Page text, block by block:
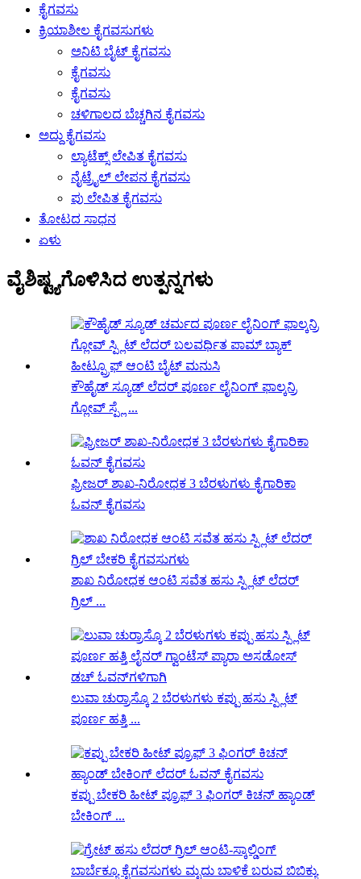
ಕೈಗವಸು
ಕ್ರಿಯಾಶೀಲ ಕೈಗವಸುಗಳು
ಅನಿಟಿ ಬೈಟ್ ಕೈಗವಸು
ಕೈಗವಸು
ಕೈಗವಸು
ಚಳಿಗಾಲದ ಬೆಚ್ಚಗಿನ ಕೈಗವಸು
ಅದ್ದು ಕೈಗವಸು
ಲ್ಯಾಟೆಕ್ಸ್ ಲೇಪಿತ ಕೈಗವಸು
ನೈಟ್ರೈಲ್ ಲೇಪನ ಕೈಗವಸು
ಪು ಲೇಪಿತ ಕೈಗವಸು
ತೋಟದ ಸಾಧನ
ಏಳು
ವೈಶಿಷ್ಟ್ಯಗೊಳಿಸಿದ ಉತ್ಪನ್ನಗಳು
ಕೌಹೈಡ್ ಸ್ಯೂಡ್ ಲೆದರ್ ಪೂರ್ಣ ಲೈನಿಂಗ್ ಫಾಲ್ಕನ್ರಿ
ಗ್ಲೋವ್ ಸ್ಪ್ಲೆ ...
ಫ್ರೀಜರ್ ಶಾಖ-ನಿರೋಧಕ 3 ಬೆರಳುಗಳು ಕೈಗಾರಿಕಾ
ಓವನ್ ಕೈಗವಸು
ಶಾಖ ನಿರೋಧಕ ಆಂಟಿ ಸವೆತ ಹಸು ಸ್ಪ್ಲಿಟ್ ಲೆದರ್
ಗ್ರಿಲ್ ...
ಲುವಾ ಚುರ್ರಾಸ್ಕೊ 2 ಬೆರಳುಗಳು ಕಪ್ಪು ಹಸು ಸ್ಪ್ಲಿಟ್
ಪೂರ್ಣ ಹತ್ತಿ ...
ಕಪ್ಪು ಬೇಕರಿ ಹೀಟ್ ಪ್ರೂಫ್ 3 ಫಿಂಗರ್ ಕಿಚನ್ ಹ್ಯಾಂಡ್
ಬೇಕಿಂಗ್ ...